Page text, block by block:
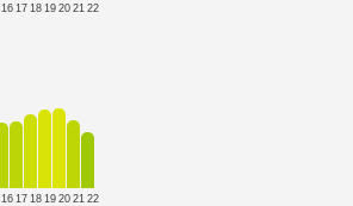
16 17 18 19 20 21 22
16 17 18 19 20 21 22